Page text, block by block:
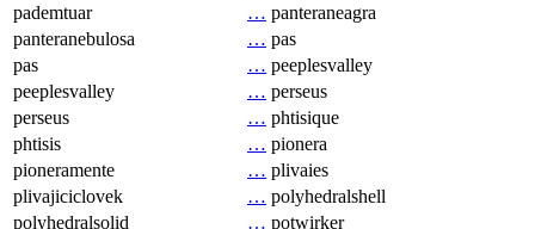
pademtuar
… panteraneagra
panteranebulosa
… pas
pas
… peeplesvalley
peeplesvalley
… perseus
perseus
… phtisique
phtisis
… pionera
pioneramente
… plivaies
plivajiciclovek
… polyhedralshell
polyhedralsolid
… potwirker